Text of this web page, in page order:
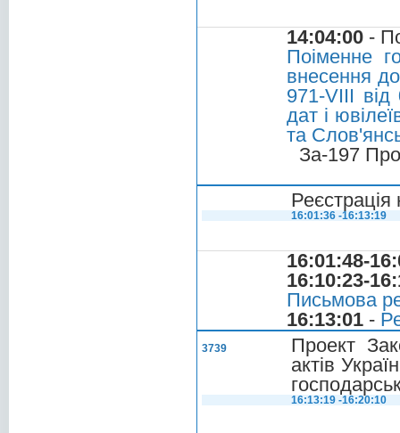
14:04:00 -
Поіменне
внесення
971-VIII
дат і
та
За-197
Реєстрація
16:01:36 -16:13:19
16:01:48-
16:10:23-
Письмова
16:13:01 -
3739
Проект
актів
16:13:19 -16:20:10